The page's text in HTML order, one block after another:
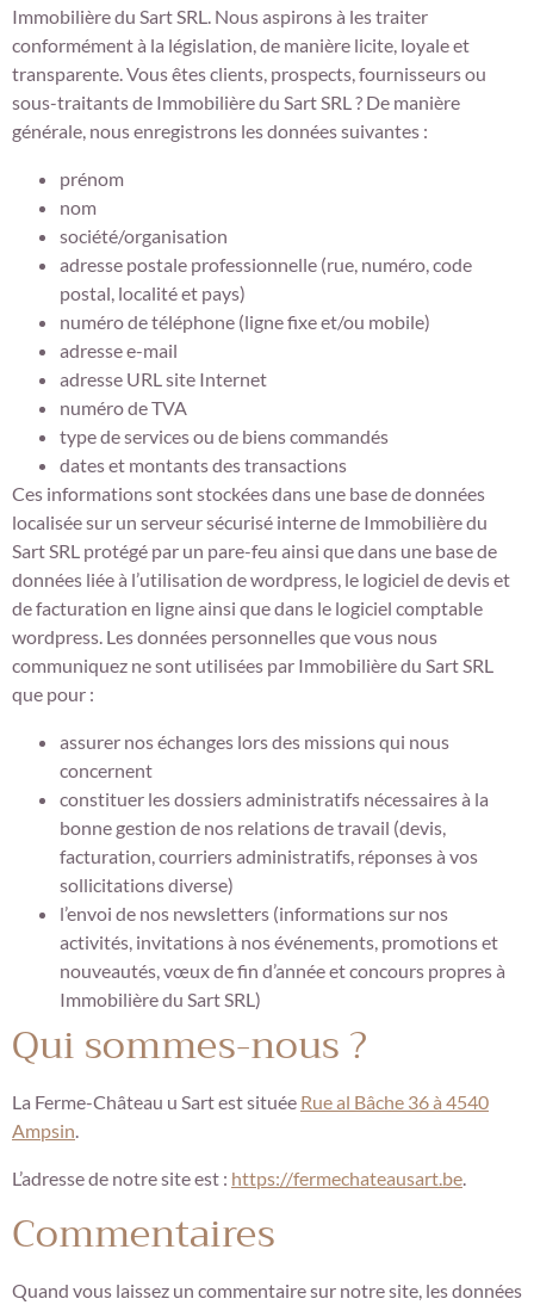
Immobilière du Sart SRL. Nous aspirons à les traiter
conformément à la législation, de manière licite, loyale et
transparente. Vous êtes clients, prospects, fournisseurs ou
sous-traitants de Immobilière du Sart SRL ? De manière
générale, nous enregistrons les données suivantes :
prénom
nom
société/organisation
adresse postale professionnelle (rue, numéro, code
postal, localité et pays)
numéro de téléphone (ligne fixe et/ou mobile)
adresse e-mail
adresse URL site Internet
numéro de TVA
type de services ou de biens commandés
dates et montants des transactions
Ces informations sont stockées dans une base de données
localisée sur un serveur sécurisé interne de Immobilière du
Sart SRL protégé par un pare-feu ainsi que dans une base de
données liée à l’utilisation de wordpress, le logiciel de devis et
de facturation en ligne ainsi que dans le logiciel comptable
wordpress. Les données personnelles que vous nous
communiquez ne sont utilisées par Immobilière du Sart SRL
que pour :
assurer nos échanges lors des missions qui nous
concernent
constituer les dossiers administratifs nécessaires à la
bonne gestion de nos relations de travail (devis,
facturation, courriers administratifs, réponses à vos
sollicitations diverse)
l’envoi de nos newsletters (informations sur nos
activités, invitations à nos événements, promotions et
nouveautés, vœux de fin d’année et concours propres à
Immobilière du Sart SRL)
Qui sommes-nous ?
La Ferme-Château u Sart est située Rue al Bâche 36 à 4540
Ampsin.
L’adresse de notre site est : https://fermechateausart.be.
Commentaires
Quand vous laissez un commentaire sur notre site, les données